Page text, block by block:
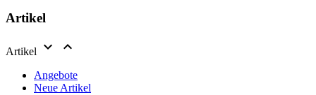
Artikel
Artikel  
Angebote
Neue Artikel